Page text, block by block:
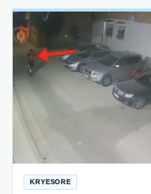
KRYESORE